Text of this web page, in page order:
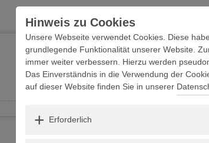
Hinweis zu Cookies
Unsere Webseite verwendet Cookies. Diese
grundlegende Funktionalität unserer Website.
immer weiter verbessern. Hierzu werden
Das Einverständnis in die Verwendung der
auf dieser Website finden Sie in unserer
Erforderlich